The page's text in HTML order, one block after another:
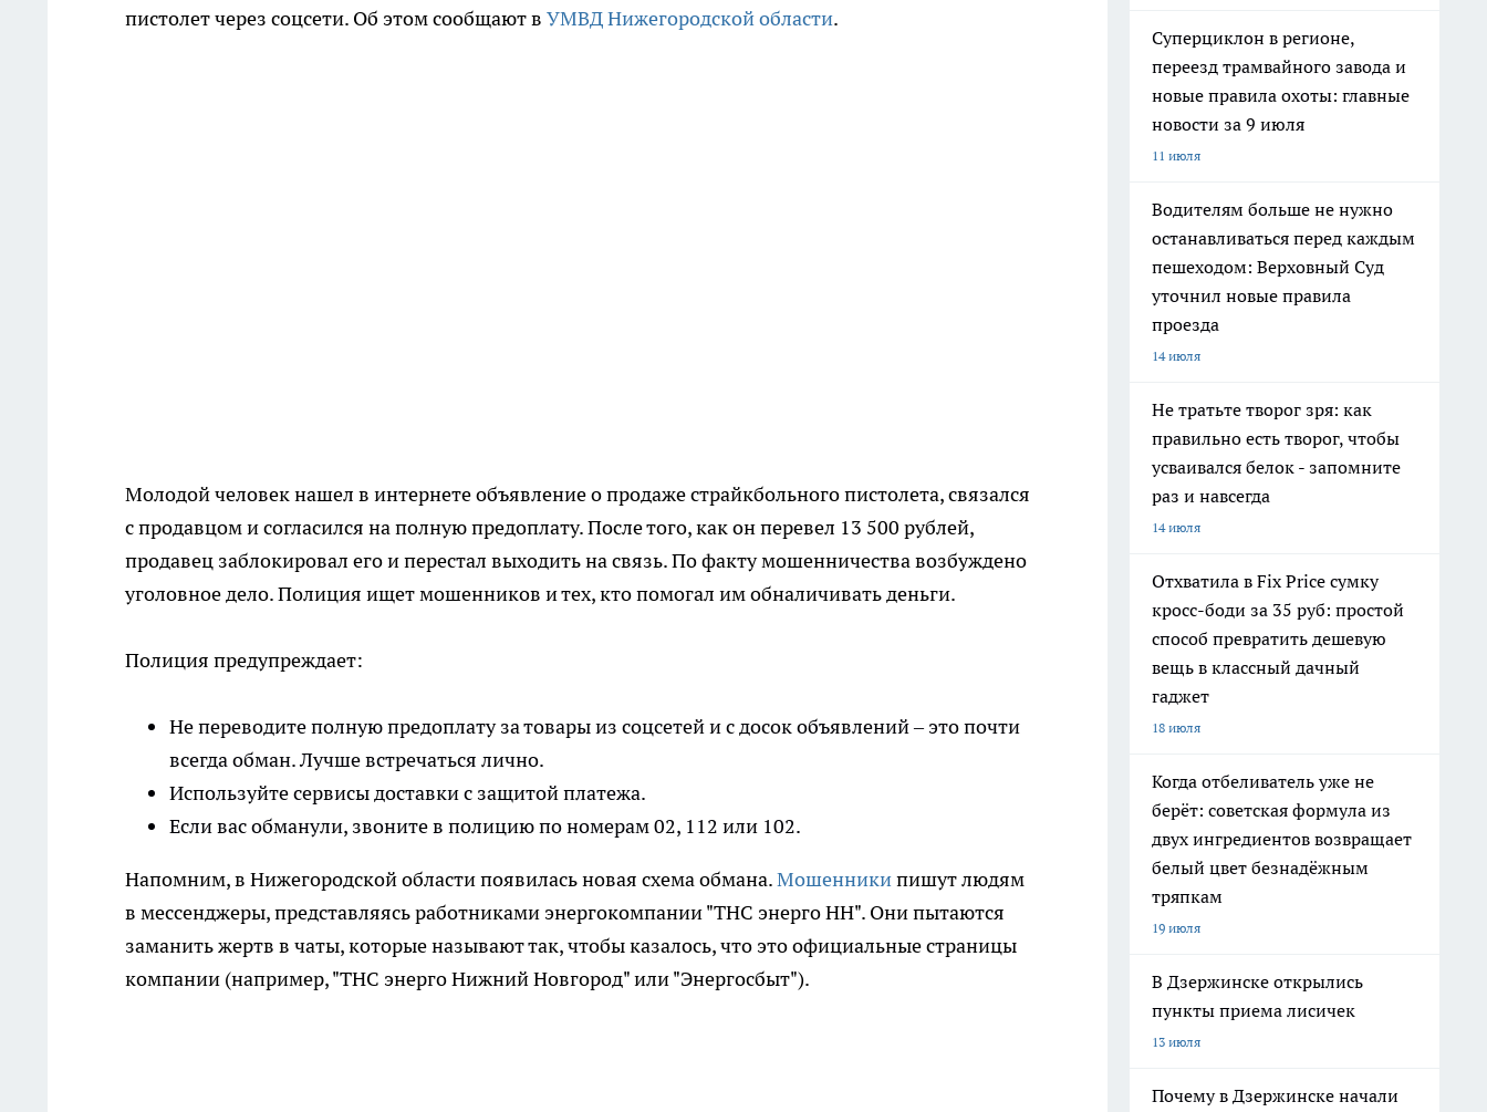
пистолет через соцсети. Об этом сообщают в УМВД Нижегородской области.
Молодой человек нашел в интернете объявление о продаже страйкбольного пистолета, связался
с продавцом и согласился на полную предоплату. После того, как он перевел 13 500 рублей,
продавец заблокировал его и перестал выходить на связь. По факту мошенничества возбуждено
уголовное дело. Полиция ищет мошенников и тех, кто помогал им обналичивать деньги.
Полиция предупреждает:
Не переводите полную предоплату за товары из соцсетей и с досок объявлений – это почти
всегда обман. Лучше встречаться лично.
Используйте сервисы доставки с защитой платежа.
Если вас обманули, звоните в полицию по номерам 02, 112 или 102.
Напомним, в Нижегородской области появилась новая схема обмана.Мошенникипишут людям
в мессенджеры, представляясь работниками энергокомпании "ТНС энерго НН". Они пытаются
заманить жертв в чаты, которые называют так, чтобы казалось, что это официальные страницы
компании (например, "ТНС энерго Нижний Новгород" или "Энергосбыт").
Суперциклон в регионе,
переезд трамвайного завода и
новые правила охоты: главные
новости за 9 июля
11 июля
Водителям больше не нужно
останавливаться перед каждым
пешеходом: Верховный Суд
уточнил новые правила
проезда
14 июля
Не тратьте творог зря: как
правильно есть творог, чтобы
усваивался белок - запомните
раз и навсегда
14 июля
Отхватила в Fix Price сумку
кросс-боди за 35 руб: простой
способ превратить дешевую
вещь в классный дачный
гаджет
18 июля
Когда отбеливатель уже не
берёт: советская формула из
двух ингредиентов возвращает
белый цвет безнадёжным
тряпкам
19 июля
В Дзержинске открылись
пункты приема лисичек
13 июля
Почему в Дзержинске начали